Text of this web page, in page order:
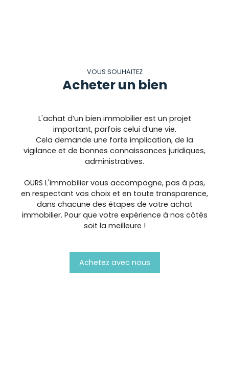
VOUS SOUHAITEZ
Acheter un bien
L'achat d’un bien immobilier est un projet
important, parfois celui d’une vie.
Cela demande une forte implication, de la
vigilance et de bonnes connaissances juridiques,
administratives.
OURS L'immobilier vous accompagne, pas à pas,
en respectant vos choix et en toute transparence,
dans chacune des étapes de votre achat
immobilier. Pour que votre expérience à nos côtés
soit la meilleure !
Achetez avec nous